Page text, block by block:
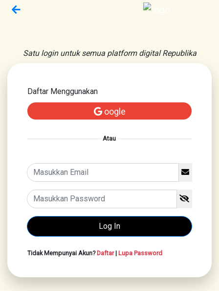
Satu login untuk semua platform digital Republika
Daftar Menggunakan
oogle
Atau
Tidak Mempunyai Akun?Daftar| Lupa Password